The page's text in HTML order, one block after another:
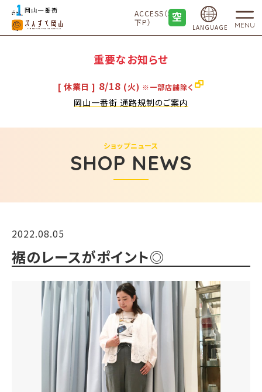
ACCESS（地
下P）
LANGUAGE MENU
重要なお知らせ
[ 休業日 ] 8/18 (火) ※一部店舗除く
岡山一番街 通路規制のご案内
SHOP NEWS
ショップニュース
2022.08.05
​裾のレースがポイント◎